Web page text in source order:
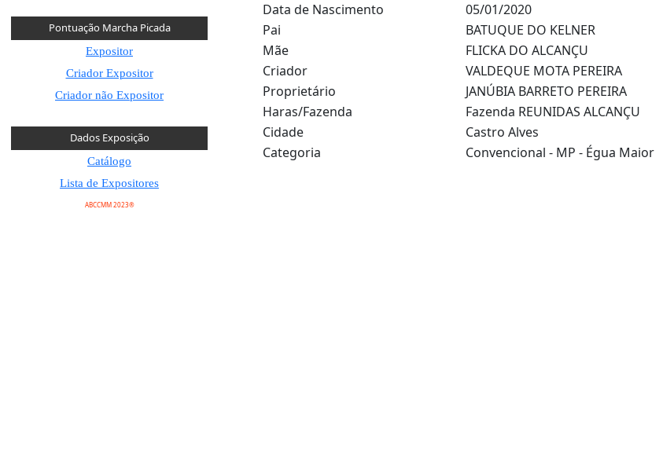
Pontuação Marcha Picada
Expositor
Criador Expositor
Criador não Expositor
Dados Exposição
Catálogo
Lista de Expositores
ABCCMM 2023®
Data de Nascimento
05/01/2020
Pai
BATUQUE DO KELNER
Mãe
FLICKA DO ALCANÇU
Criador
VALDEQUE MOTA PEREIRA
Proprietário
JANÚBIA BARRETO PEREIRA
Haras/Fazenda
Fazenda REUNIDAS ALCANÇU
Cidade
Castro Alves
Categoria
Convencional - MP - Égua Maior